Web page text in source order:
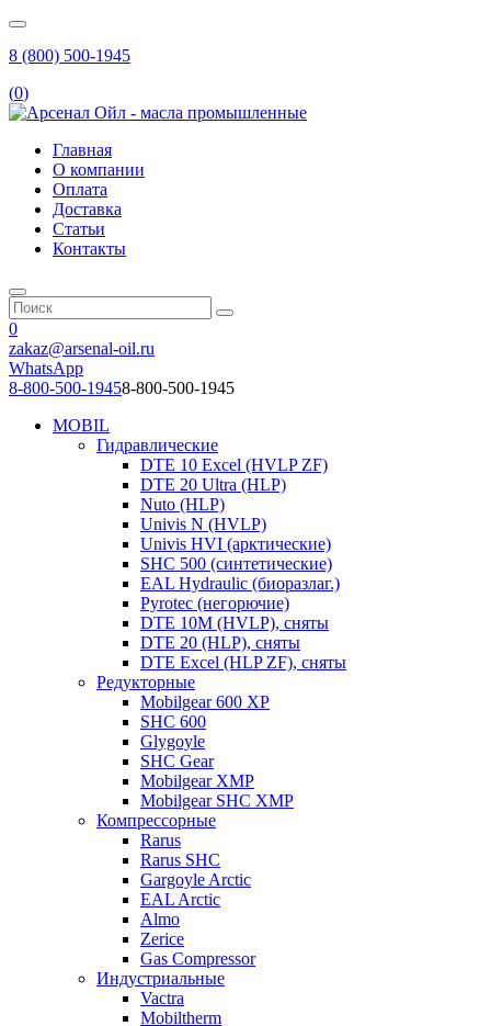
8 (800) 500-1945
(0)
Главная
О компании
Оплата
Доставка
Статьи
Контакты
0
zakaz@arsenal-oil.ru
WhatsApp
8-800-500-19458-800-500-1945
MOBIL
Гидравлические
DTE 10 Excel (HVLP ZF)
DTE 20 Ultra (HLP)
Nuto (HLP)
Univis N (HVLP)
Univis HVI (арктические)
SHC 500 (синтетические)
EAL Hydraulic (биоразлаг.)
Pyrotec (негорючие)
DTE 10M (HVLP), сняты
DTE 20 (HLP), сняты
DTE Excel (HLP ZF), сняты
Редукторные
Mobilgear 600 XP
SHC 600
Glygoyle
SHC Gear
Mobilgear XMP
Mobilgear SHC XMP
Компрессорные
Rarus
Rarus SHC
Gargoyle Arctic
EAL Arctic
Almo
Zerice
Gas Compressor
Индустриальные
Vactra
Mobiltherm